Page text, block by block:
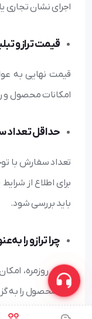
اجرای نشان تجاری
قیمت ترازو
قیمت نهایی به
امکانات محصول و
حداقل
تعداد سفارش با
برای اطلاع از
باید بررسی شود.
چرا ترازو را
کاربرد روزمره،
این محصول را به
هدایای سازمانی